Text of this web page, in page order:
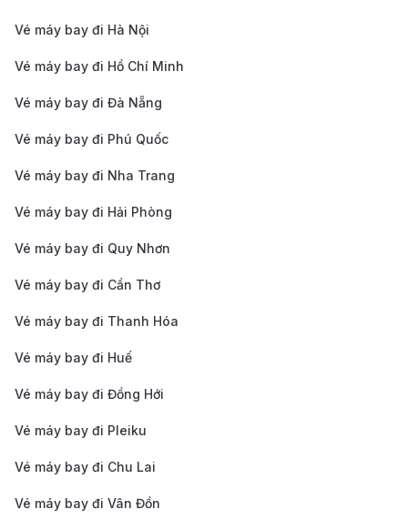
các phương tiện di chuyển như taxi, xe trung chuyển
thuận tiện ngay bên ngoài cổng sân bay.
Phương tiện di chuyển từ trung tâm Chu Lai
chuyển đến đây không quá khó khăn nhờ vào hệ
thống giao thông ngày càng được cải thiện. Tùy vào
nhu cầu và ngân sách cá nhân, bạn có thể lựa chọn
để di chuyển đến sân bay. Từ trung tâm Tam Kỳ đi
sân bay Chu Lai mất khoảng 30–40 phút, với giá
dao động từ 300.000 – 400.000 đồng/lượt tùy
Xe đưa đón sân bay:
Vé máy bay đi Hà Nội
Vé máy bay đi Hồ Chí Minh
Vé máy bay đi Đà Nẵng
Vé máy bay đi Phú Quốc
Vé máy bay đi Nha Trang
Vé máy bay đi Hải Phòng
Vé máy bay đi Quy Nhơn
Vé máy bay đi Cần Thơ
Vé máy bay đi Thanh Hóa
Vé máy bay đi Huế
Vé máy bay đi Đồng Hới
Vé máy bay đi Pleiku
Vé máy bay đi Chu Lai
Vé máy bay đi Vân Đồn